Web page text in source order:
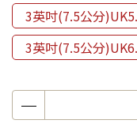
3英吋(7.5公分
3英吋(7.5公分